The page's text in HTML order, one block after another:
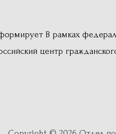
В рамках
центр